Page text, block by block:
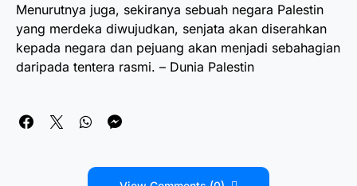
Menurutnya juga, sekiranya sebuah negara Palestin
yang merdeka diwujudkan, senjata akan diserahkan
kepada negara dan pejuang akan menjadi sebahagian
daripada tentera rasmi. – Dunia Palestin